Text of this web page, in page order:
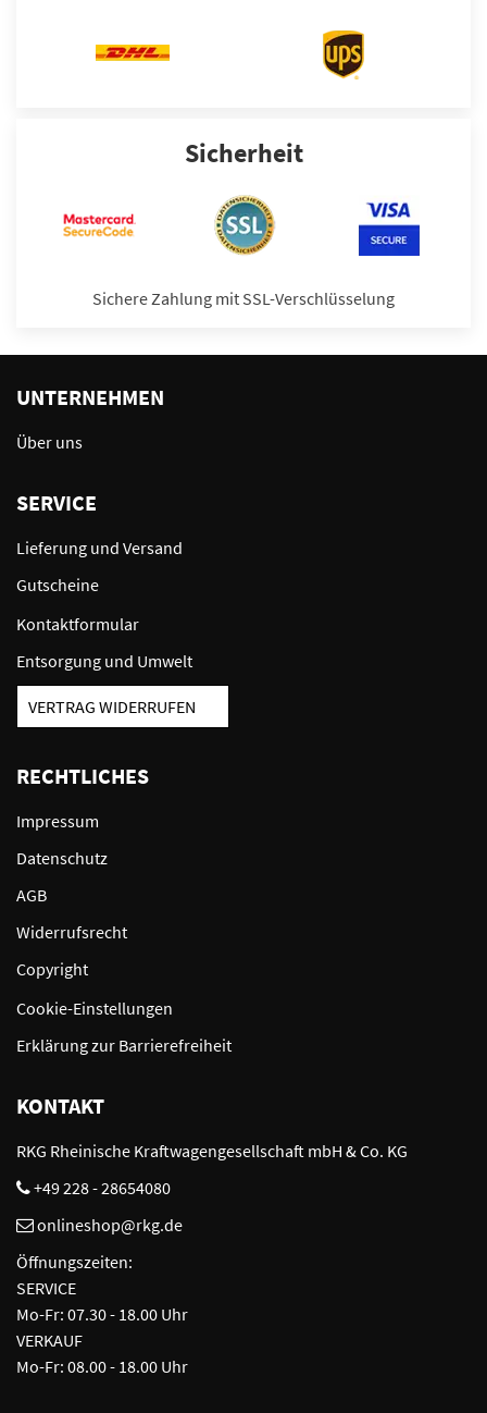
Sicherheit
Sichere Zahlung mit SSL-Verschlüsselung
UNTERNEHMEN
Über uns
SERVICE
Lieferung und Versand
Gutscheine
Kontaktformular
Entsorgung und Umwelt
VERTRAG WIDERRUFEN
RECHTLICHES
Impressum
Datenschutz
AGB
Widerrufsrecht
Copyright
Cookie-Einstellungen
Erklärung zur Barrierefreiheit
KONTAKT
RKG Rheinische Kraftwagengesellschaft mbH & Co. KG
+49 228 - 28654080
onlineshop@rkg.de
Öffnungszeiten:
SERVICE
Mo-Fr: 07.30 - 18.00 Uhr
VERKAUF
Mo-Fr: 08.00 - 18.00 Uhr